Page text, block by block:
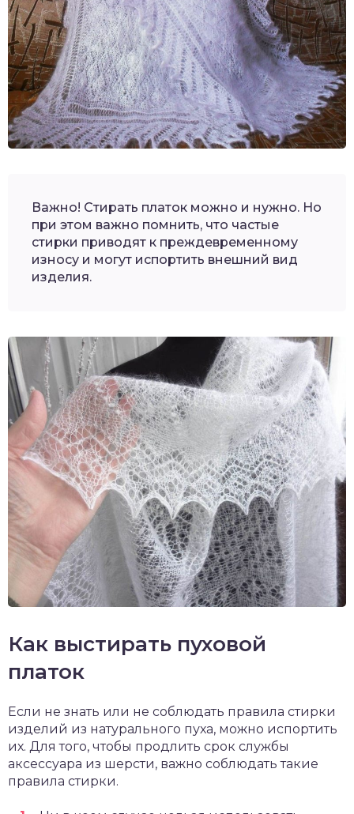
Важно! Стирать платок можно и нужно. Но
при этом важно помнить, что частые
стирки приводят к преждевременному
износу и могут испортить внешний вид
изделия.
Как выстирать пуховой
платок
Если не знать или не соблюдать правила стирки
изделий из натурального пуха, можно испортить
их. Для того, чтобы продлить срок службы
аксессуара из шерсти, важно соблюдать такие
правила стирки.